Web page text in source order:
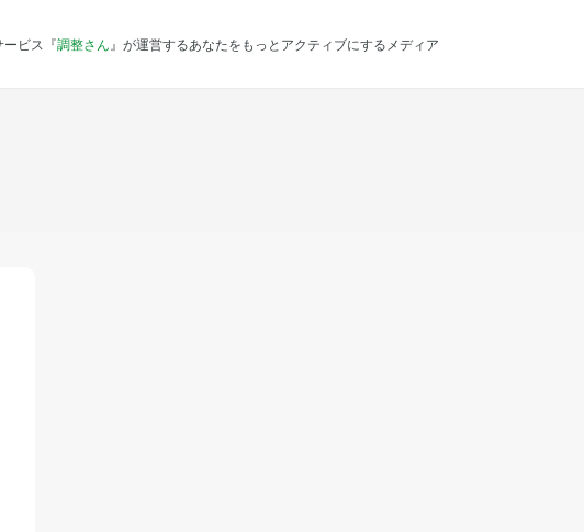
ービス『調整さん 』が運営するあなたをもっとアクティブにするメディア